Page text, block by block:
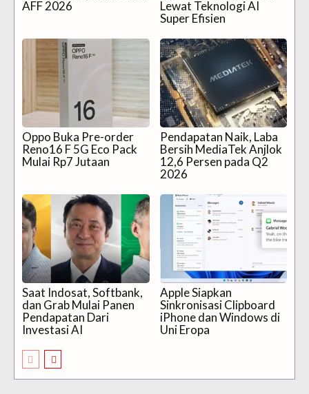
AFF 2026
Lewat Teknologi AI
Super Efisien
Oppo Buka Pre-order
Reno16 F 5G Eco Pack
Mulai Rp7 Jutaan
Pendapatan Naik, Laba
Bersih MediaTek Anjlok
12,6 Persen pada Q2
2026
Saat Indosat, Softbank,
dan Grab Mulai Panen
Pendapatan Dari
Investasi AI
Apple Siapkan
Sinkronisasi Clipboard
iPhone dan Windows di
Uni Eropa